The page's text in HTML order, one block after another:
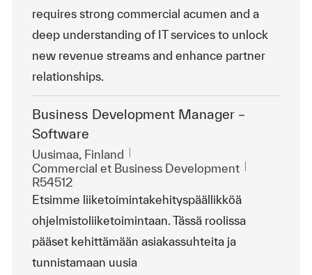
requires strong commercial acumen and a
deep understanding of IT services to unlock
new revenue streams and enhance partner
relationships.
Business Development Manager –
Software
Emplacement
Uusimaa, Finland
Catégorie
Commercial et Business Development
R54512
Etsimme liiketoimintakehityspäällikköä
ohjelmistoliiketoimintaan. Tässä roolissa
pääset kehittämään asiakassuhteita ja
tunnistamaan uusia